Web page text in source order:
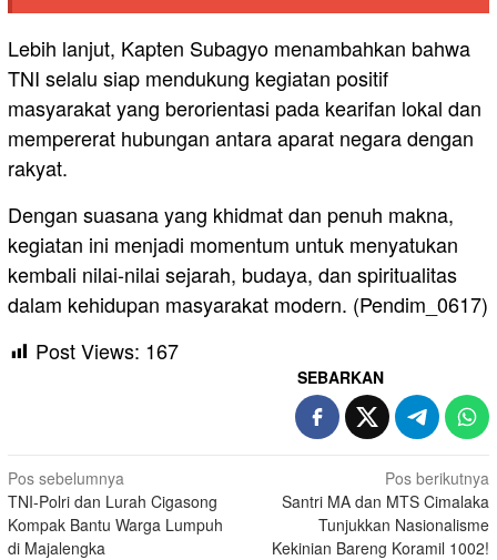
Lebih lanjut, Kapten Subagyo menambahkan bahwa
TNI selalu siap mendukung kegiatan positif
masyarakat yang berorientasi pada kearifan lokal dan
mempererat hubungan antara aparat negara dengan
rakyat.
Dengan suasana yang khidmat dan penuh makna,
kegiatan ini menjadi momentum untuk menyatukan
kembali nilai-nilai sejarah, budaya, dan spiritualitas
dalam kehidupan masyarakat modern. (Pendim_0617)
Post Views: 167
SEBARKAN
Navigasi
pos
Pos sebelumnya
TNI-Polri dan Lurah Cigasong
Kompak Bantu Warga Lumpuh
di Majalengka
Pos berikutnya
Santri MA dan MTS Cimalaka
Tunjukkan Nasionalisme
Kekinian Bareng Koramil 1002!